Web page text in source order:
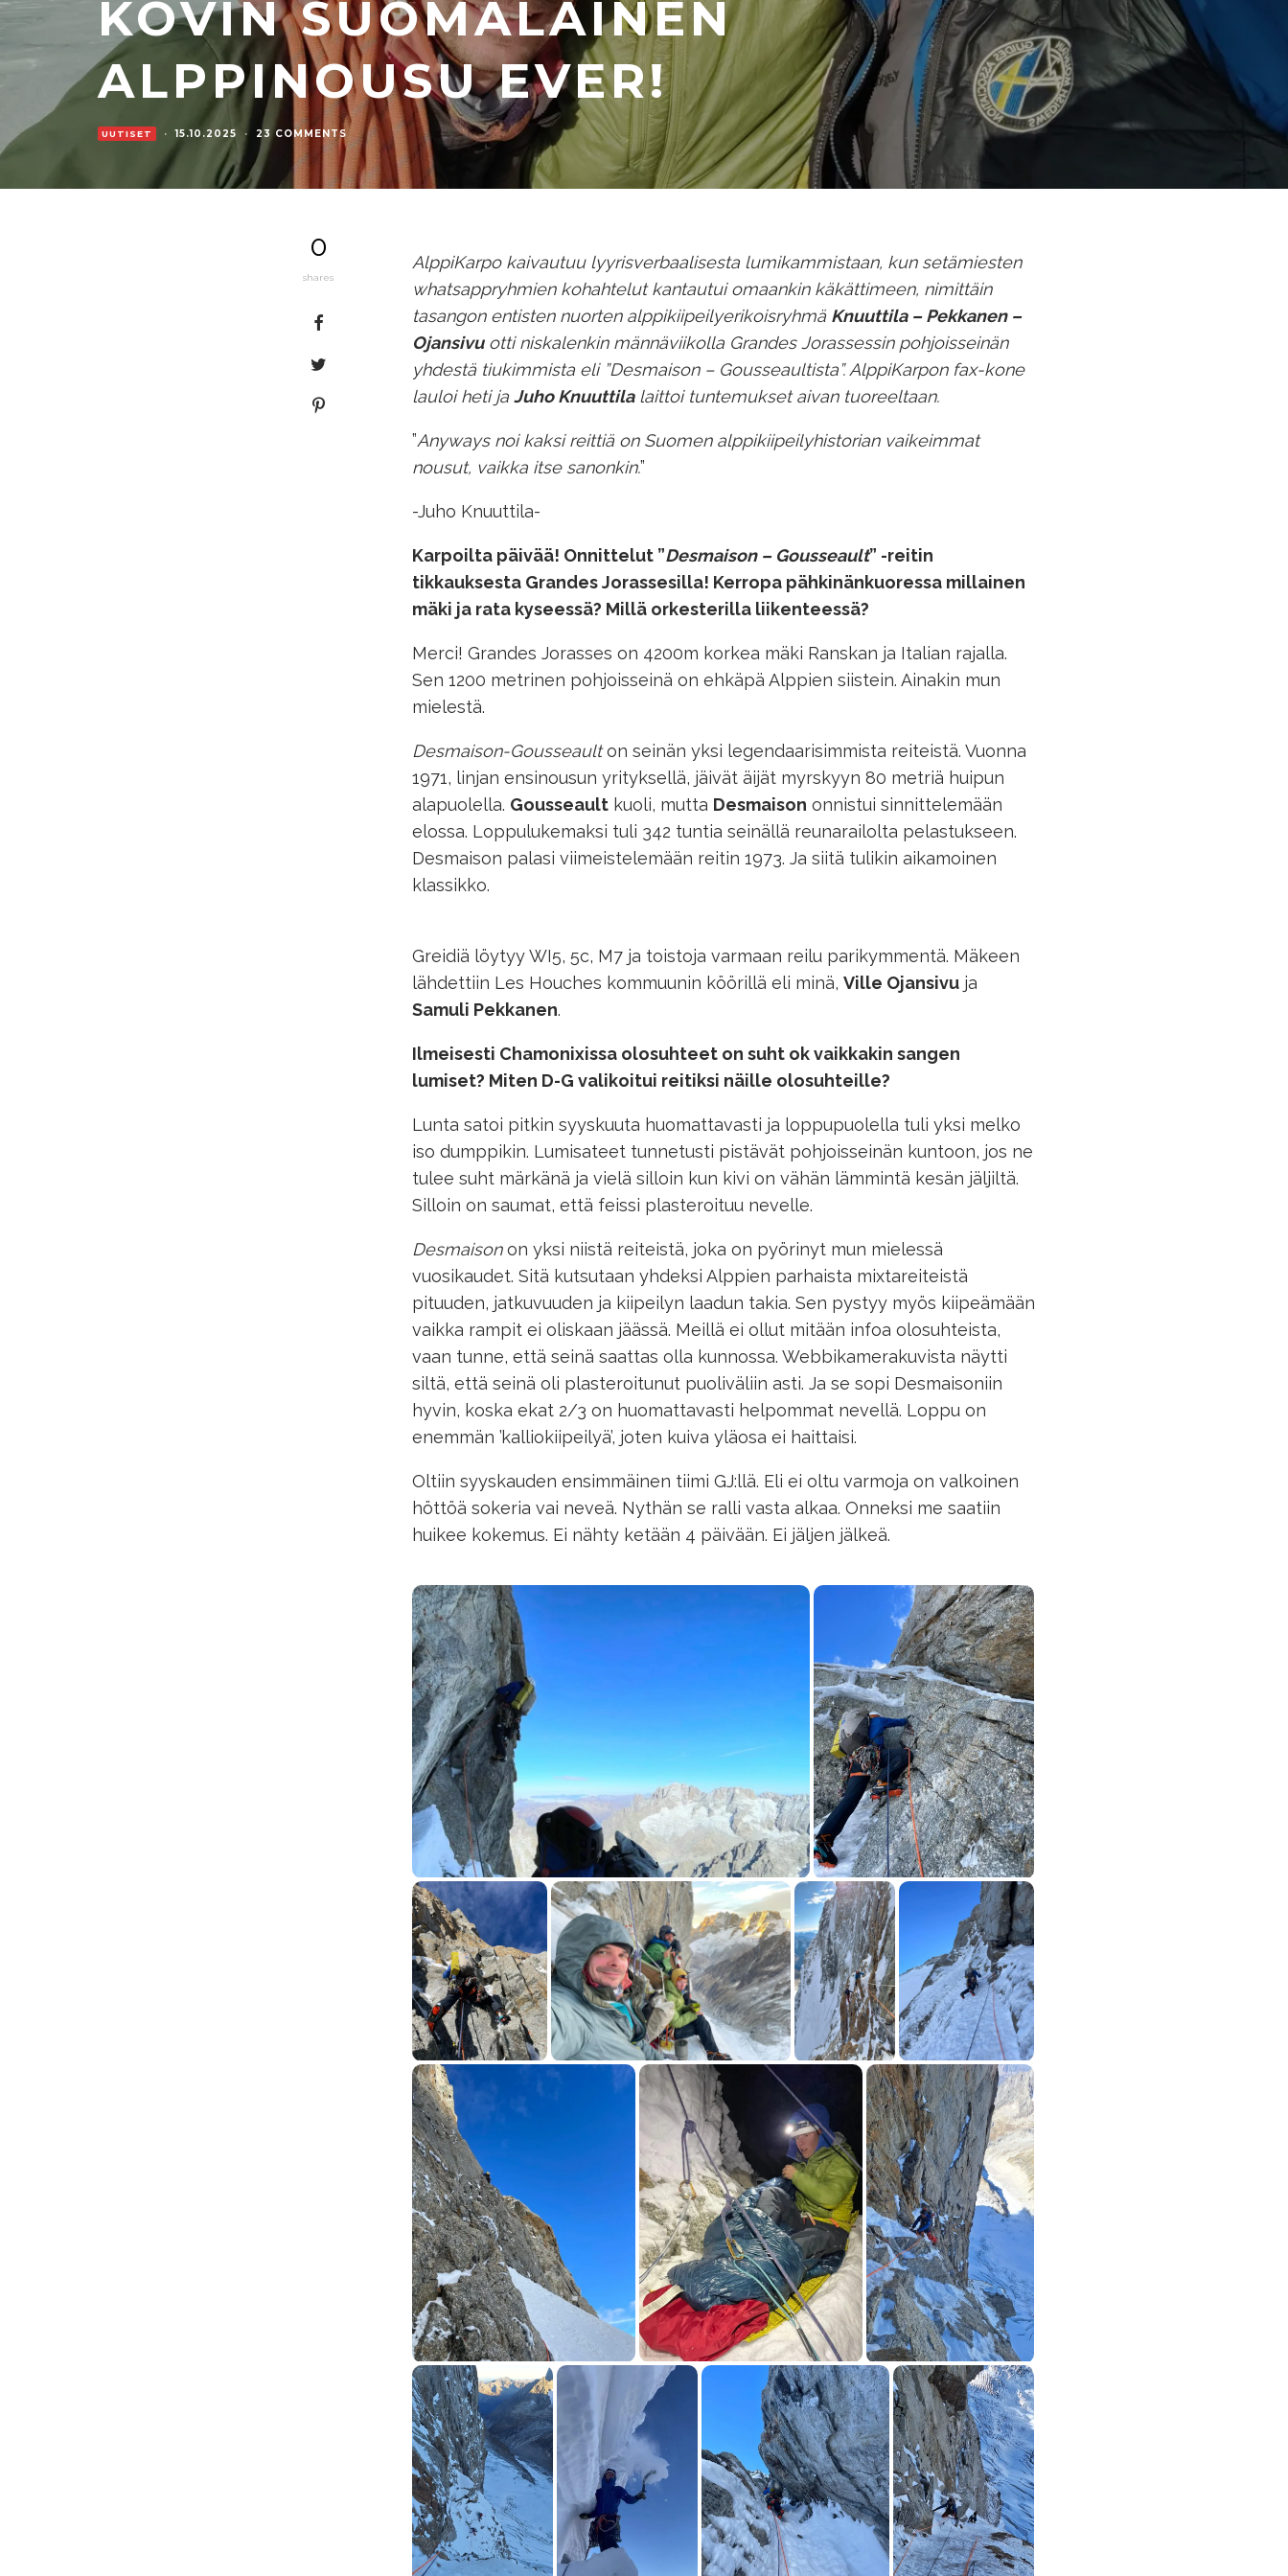
KOVIN SUOMALAINEN
ALPPINOUSU EVER!
UUTISET · 15.10.2025 · 23 COMMENTS
0
shares
AlppiKarpo kaivautuu lyyrisverbaalisesta lumikammistaan, kun setämiesten
whatsappryhmien kohahtelut kantautui omaankin käkättimeen, nimittäin
tasangon entisten nuorten alppikiipeilyerikoisryhmä Knuuttila – Pekkanen –
Ojansivuotti niskalenkin männäviikolla Grandes Jorassessin pohjoisseinän
yhdestä tiukimmista eli ”Desmaison – Gousseaultista”. AlppiKarpon fax-kone
lauloi heti ja Juho Knuuttilalaittoi tuntemukset aivan tuoreeltaan.
”Anyways noi kaksi reittiä on Suomen alppikiipeilyhistorian vaikeimmat
nousut, vaikka itse sanonkin.”
-Juho Knuuttila-
Karpoilta päivää! Onnittelut ”Desmaison – Gousseault” -reitin
tikkauksesta Grandes Jorassesilla! Kerropa pähkinänkuoressa millainen
mäki ja rata kyseessä? Millä orkesterilla liikenteessä?
Merci! Grandes Jorasses on 4200m korkea mäki Ranskan ja Italian rajalla.
Sen 1200 metrinen pohjoisseinä on ehkäpä Alppien siistein. Ainakin mun
mielestä.
Desmaison-Gousseaulton seinän yksi legendaarisimmista reiteistä. Vuonna
1971, linjan ensinousun yrityksellä, jäivät äijät myrskyyn 80 metriä huipun
alapuolella. Gousseaultkuoli, mutta Desmaison onnistui sinnittelemään
elossa. Loppulukemaksi tuli 342 tuntia seinällä reunarailolta pelastukseen.
Desmaison palasi viimeistelemään reitin 1973. Ja siitä tulikin aikamoinen
klassikko.
Greidiä löytyy WI5, 5c, M7 ja toistoja varmaan reilu parikymmentä. Mäkeen
lähdettiin Les Houches kommuunin köörillä eli minä, Ville Ojansivuja
Samuli Pekkanen.
Ilmeisesti Chamonixissa olosuhteet on suht ok vaikkakin sangen
lumiset? Miten D-G valikoitui reitiksi näille olosuhteille?
Lunta satoi pitkin syyskuuta huomattavasti ja loppupuolella tuli yksi melko
iso dumppikin. Lumisateet tunnetusti pistävät pohjoisseinän kuntoon, jos ne
tulee suht märkänä ja vielä silloin kun kivi on vähän lämmintä kesän jäljiltä.
Silloin on saumat, että feissi plasteroituu nevelle.
Desmaisonon yksi niistä reiteistä, joka on pyörinyt mun mielessä
vuosikaudet. Sitä kutsutaan yhdeksi Alppien parhaista mixtareiteistä
pituuden, jatkuvuuden ja kiipeilyn laadun takia. Sen pystyy myös kiipeämään
vaikka rampit ei oliskaan jäässä. Meillä ei ollut mitään infoa olosuhteista,
vaan tunne, että seinä saattas olla kunnossa. Webbikamerakuvista näytti
siltä, että seinä oli plasteroitunut puoliväliin asti. Ja se sopi Desmaisoniin
hyvin, koska ekat 2/3 on huomattavasti helpommat nevellä. Loppu on
enemmän ’kalliokiipeilyä’, joten kuiva yläosa ei haittaisi.
Oltiin syyskauden ensimmäinen tiimi GJ:llä. Eli ei oltu varmoja on valkoinen
höttöä sokeria vai neveä. Nythän se ralli vasta alkaa. Onneksi me saatiin
huikee kokemus. Ei nähty ketään 4 päivään. Ei jäljen jälkeä.